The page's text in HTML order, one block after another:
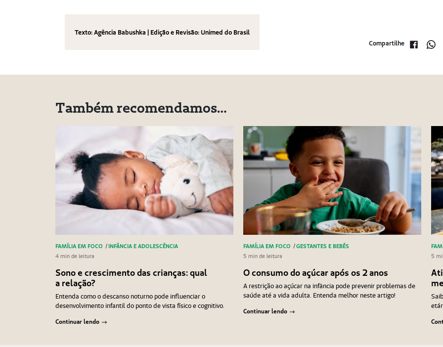
Texto: Agência Babushka | Edição e Revisão: Unimed do Brasil
Compartilhe
Também recomendamos…
FAMÍLIA EM FOCO / INFÂNCIA E ADOLESCÊNCIA
4 min de leitura
Sono e crescimento das crianças: qual
a relação?
Entenda como o descanso noturno pode influenciar o
desenvolvimento infantil do ponto de vista físico e cognitivo.
Continuar lendo
FAMÍLIA EM FOCO /GESTANTES E BEBÊS
5 min de leitura
O consumo do açúcar após os 2 anos
A restrição ao açúcar na infância pode prevenir problemas de
saúde até a vida adulta. Entenda melhor neste artigo!
Continuar lendo
5